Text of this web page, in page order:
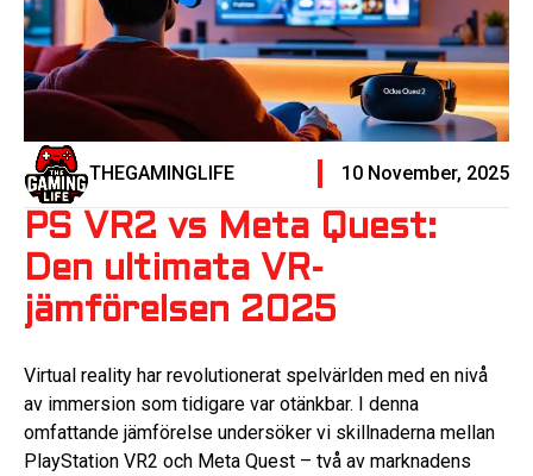
THEGAMINGLIFE 10 November, 2025
PS VR2 vs Meta Quest:
Den ultimata VR-
jämförelsen 2025
Virtual reality har revolutionerat spelvärlden med en nivå
av immersion som tidigare var otänkbar. I denna
omfattande jämförelse undersöker vi skillnaderna mellan
PlayStation VR2 och Meta Quest – två av marknadens